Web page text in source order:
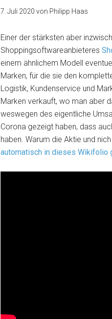
7. Juli 2020 von Philipp Haas
Einer der stärksten aber
Shoppingsoftwareanbieteres
einem ähnlichem Modell
Marken, für die sie den
Logistik, Kundenservice und
Marken verkauft, wo man aber
weswegen des eigentliche
Corona gezeigt haben, dass
haben. Warum die Aktie und nich
automatisch in dieses Wikifolio